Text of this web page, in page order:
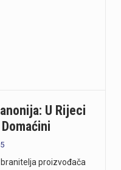
U Rijeci
proizvođača